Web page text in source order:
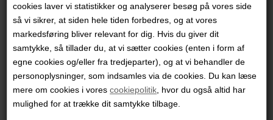
cookies laver vi statistikker og analyserer besøg på vores side
så vi sikrer, at siden hele tiden forbedres, og at vores
markedsføring bliver relevant for dig. Hvis du giver dit
samtykke, så tillader du, at vi sætter cookies (enten i form af
egne cookies og/eller fra tredjeparter), og at vi behandler de
personoplysninger, som indsamles via de cookies. Du kan læse
mere om cookies i vorescookiepolitik , hvor du også altid har
mulighed for at trække dit samtykke tilbage.
Kim Ramholt
7.000,00 DKK
Kim Ramholt
18.000,00 DKK